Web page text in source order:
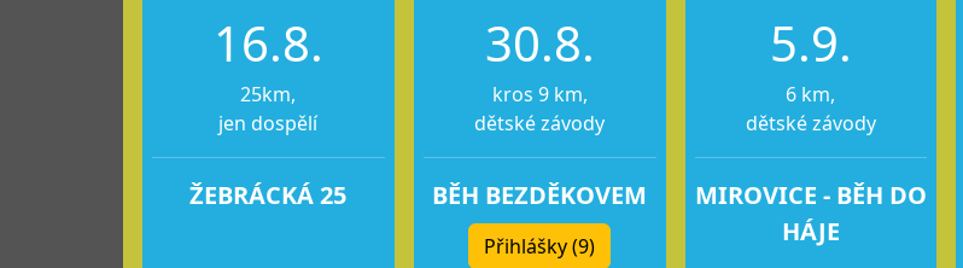
16.8.
25km,
jen dospělí
ŽEBRÁCKÁ 25
30.8.
kros 9 km,
dětské závody
BĚH BEZDĚKOVEM
Přihlášky (9)
5.9.
6 km,
dětské závody
MIROVICE - BĚH DO
HÁJE